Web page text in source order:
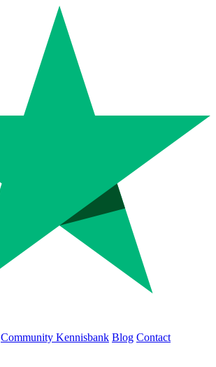
Community Kennisbank Blog Contact